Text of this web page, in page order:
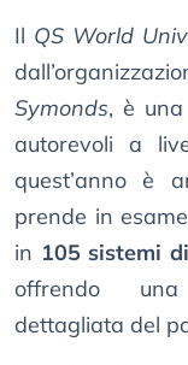
Il QS World
Symonds, è una
autorevoli a
quest’anno è
prende in
in 105 sistemi
offrendo una
dettagliata del